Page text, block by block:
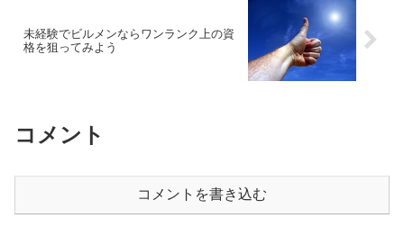
未経験でビルメンならワンランク上の資
格を狙ってみよう
コメント
コメントを書き込む